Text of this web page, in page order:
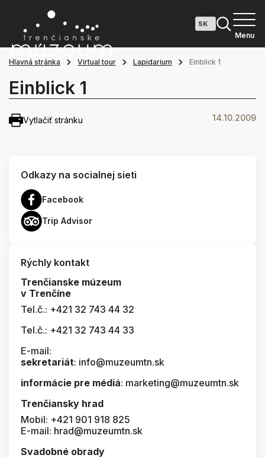
Menu
Hlavná stránka Virtual tour Lapidarium Einblick 1
Einblick 1
Vytlačiť stránku 14.10.2009
Odkazy na socialnej sieti
Facebook
Trip Advisor
Rýchly kontakt
Trenčianske múzeum
v Trenčíne
Tel.č.: +421 32 743 44 32
Tel.č.: +421 32 743 44 33
E-mail:
sekretariát: info@muzeumtn.sk
informácie pre médiá: marketing@muzeumtn.sk
Trenčiansky hrad
Mobil: +421 901 918 825
E-mail: hrad@muzeumtn.sk
Svadobné obrady